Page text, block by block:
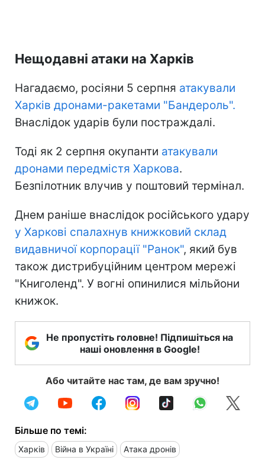
Нещодавні атаки на Харків
Нагадаємо, росіяни 5 серпня атакували
Харків дронами-ракетами "Бандероль".
Внаслідок ударів були постраждалі.
Тоді як 2 серпня окупанти атакували
дронами передмістя Харкова.
Безпілотник влучив у поштовий термінал.
Днем раніше внаслідок російського удару
у Харкові спалахнув книжковий склад
видавничої корпорації "Ранок", який був
також дистрибуційним центром мережі
"Книголенд". У вогні опинилися мільйони
книжок.
Не пропустіть головне! Підпишіться на
наші оновлення в Google!
Або читайте нас там, де вам зручно!
Більше по темі:
Харків Війна в Україні Атака дронів